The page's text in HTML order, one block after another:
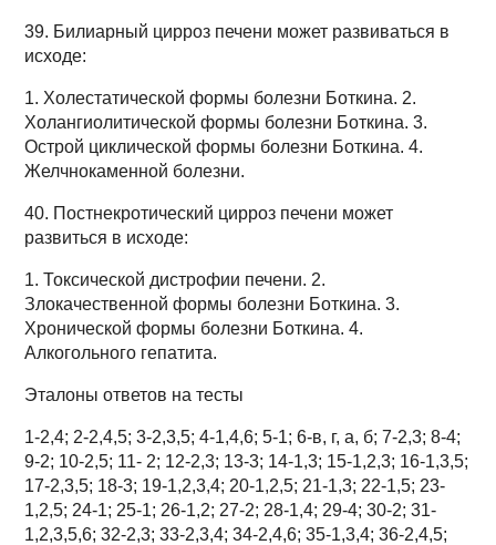
39. Билиарный цирроз печени может развиваться в
исходе:
1. Холестатической формы болезни Боткина. 2.
Холангиолитической формы болезни Боткина. 3.
Острой циклической формы болезни Боткина. 4.
Желчнокаменной болезни.
40. Постнекротический цирроз печени может
развиться в исходе:
1. Токсической дистрофии печени. 2.
Злокачественной формы болезни Боткина. 3.
Хронической формы болезни Боткина. 4.
Алкогольного гепатита.
Эталоны ответов на тесты
1-2,4; 2-2,4,5; 3-2,3,5; 4-1,4,6; 5-1; 6-в, г, а, б; 7-2,3; 8-4;
9-2; 10-2,5; 11- 2; 12-2,3; 13-3; 14-1,3; 15-1,2,3; 16-1,3,5;
17-2,3,5; 18-3; 19-1,2,3,4; 20-1,2,5; 21-1,3; 22-1,5; 23-
1,2,5; 24-1; 25-1; 26-1,2; 27-2; 28-1,4; 29-4; 30-2; 31-
1,2,3,5,6; 32-2,3; 33-2,3,4; 34-2,4,6; 35-1,3,4; 36-2,4,5;